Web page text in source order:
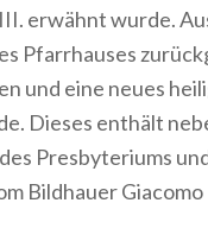
erwähnt wurde.
Pfarrhauses
und eine neues
Dieses enthält
Presbyteriums
Bildhauer Giacomo